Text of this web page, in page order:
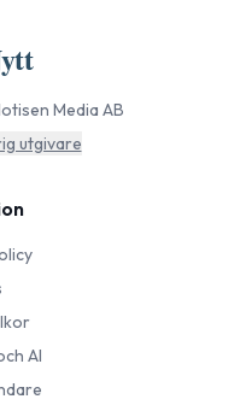
Media AB
utgivare
AI